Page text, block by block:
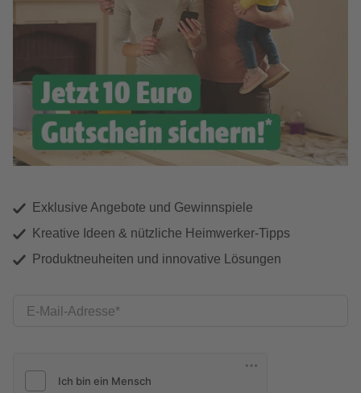
Exklusive Angebote und Gewinnspiele
Kreative Ideen & nützliche Heimwerker-Tipps
Produktneuheiten und innovative Lösungen
E-Mail-Adresse